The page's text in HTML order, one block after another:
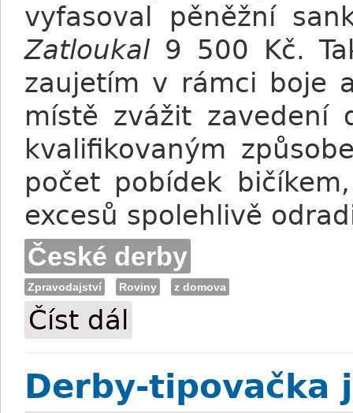
vyfasoval pěněžní
Zatloukal9 500 Kč.
zaujetím v rámci boje
místě zvážit zavedení
kvalifikovaným
počet pobídek
excesů spolehlivě
České derby
Zpravodajství Roviny z domova
Číst dál
Derby-tipovačka